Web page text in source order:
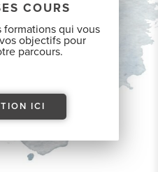
COURS
formations qui vous
objectifs pour
parcours.
ICI